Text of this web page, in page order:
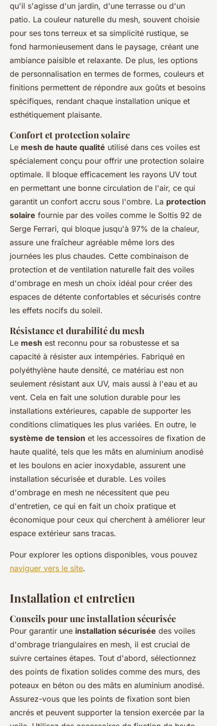
qu'il s'agisse d'un jardin, d'une terrasse ou d'un
patio. La couleur naturelle du mesh, souvent choisie
pour ses tons terreux et sa simplicité rustique, se
fond harmonieusement dans le paysage, créant une
ambiance paisible et relaxante. De plus, les options
de personnalisation en termes de formes, couleurs et
finitions permettent de répondre aux goûts et besoins
spécifiques, rendant chaque installation unique et
esthétiquement plaisante.
Confort et protection solaire
Le mesh de haute qualité utilisé dans ces voiles est
spécialement conçu pour offrir une protection solaire
optimale. Il bloque efficacement les rayons UV tout
en permettant une bonne circulation de l'air, ce qui
garantit un confort accru sous l'ombre. La protection
solaire fournie par des voiles comme le Soltis 92 de
Serge Ferrari, qui bloque jusqu'à 97% de la chaleur,
assure une fraîcheur agréable même lors des
journées les plus chaudes. Cette combinaison de
protection et de ventilation naturelle fait des voiles
d'ombrage en mesh un choix idéal pour créer des
espaces de détente confortables et sécurisés contre
les effets nocifs du soleil.
Résistance et durabilité du mesh
Le mesh est reconnu pour sa robustesse et sa
capacité à résister aux intempéries. Fabriqué en
polyéthylène haute densité, ce matériau est non
seulement résistant aux UV, mais aussi à l'eau et au
vent. Cela en fait une solution durable pour les
installations extérieures, capable de supporter les
conditions climatiques les plus variées. En outre, le
système de tension et les accessoires de fixation de
haute qualité, tels que les mâts en aluminium anodisé
et les boulons en acier inoxydable, assurent une
installation sécurisée et durable. Les voiles
d'ombrage en mesh ne nécessitent que peu
d'entretien, ce qui en fait un choix pratique et
économique pour ceux qui cherchent à améliorer leur
espace extérieur sans tracas.
Pour explorer les options disponibles, vous pouvez
naviguer vers le site.
Installation et entretien
Conseils pour une installation sécurisée
Pour garantir une installation sécurisée des voiles
d'ombrage triangulaires en mesh, il est crucial de
suivre certaines étapes. Tout d'abord, sélectionnez
des points de fixation solides comme des murs, des
poteaux en béton ou des mâts en aluminium anodisé.
Assurez-vous que les points de fixation sont bien
ancrés et peuvent supporter la tension exercée par la